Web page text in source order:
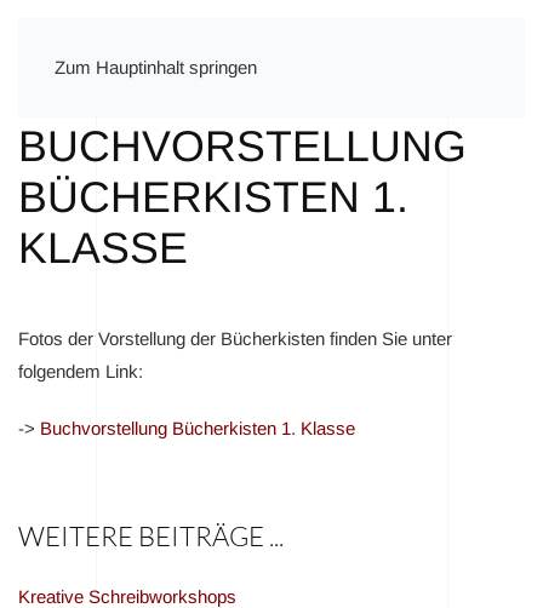
Zum Hauptinhalt springen
BUCHVORSTELLUNG
BÜCHERKISTEN 1.
KLASSE
Fotos der Vorstellung der Bücherkisten finden Sie unter
folgendem Link:
-> Buchvorstellung Bücherkisten 1. Klasse
WEITERE BEITRÄGE ...
Kreative Schreibworkshops